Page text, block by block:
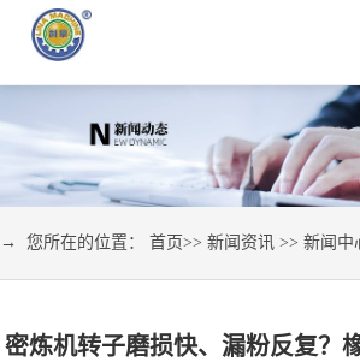
→ 您所在的位置： 首页>> 新闻资讯 >> 新闻中
密炼机转子磨损快、漏粉反复？